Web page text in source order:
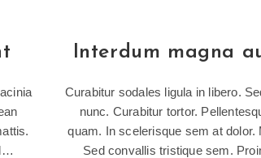
Interdum magna
Curabitur sodales ligula in libero.
nunc. Curabitur tortor.
quam. In scelerisque sem at dolor.
Sed convallis tristique sem.